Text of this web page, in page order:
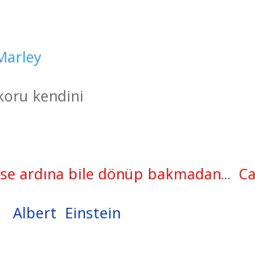
kendini
ardına bile dönüp bakmadan...
Albert Einstein